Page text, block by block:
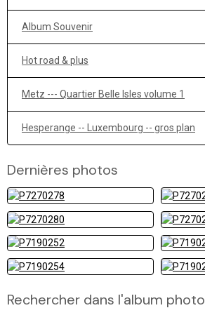
Album Souvenir
Hot road & plus
Metz --- Quartier Belle Isles volume 1
Hesperange -- Luxembourg -- gros plan
Dernières photos
Rechercher dans l'album photo